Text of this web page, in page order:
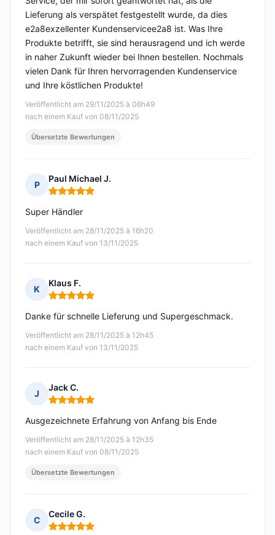
Veröffentlicht am 29/11/2025 à 06h49
nach einem Kauf von 08/11/2025
Lieferung als verspätet festgestellt wurde, da dies
e2a8exzellenter Kundenservicee2a8 ist. Was Ihre
Produkte betrifft, sie sind herausragend und ich werde
in naher Zukunft wieder bei Ihnen bestellen. Nochmals
vielen Dank für Ihren hervorragenden Kundenservice
und Ihre köstlichen Produkte!
Übersetzte Bewertungen
P
Paul Michael J.
Hinweis: 5 von 5
Veröffentlicht am 28/11/2025 à 16h20
nach einem Kauf von 13/11/2025
Super Händler
K
Klaus F.
Hinweis: 5 von 5
Veröffentlicht am 28/11/2025 à 12h45
nach einem Kauf von 13/11/2025
Danke für schnelle Lieferung und Supergeschmack.
J
Jack C.
Hinweis: 5 von 5
Veröffentlicht am 28/11/2025 à 12h35
nach einem Kauf von 08/11/2025
Ausgezeichnete Erfahrung von Anfang bis Ende
Übersetzte Bewertungen
C
Cecile G.
Hinweis: 5 von 5